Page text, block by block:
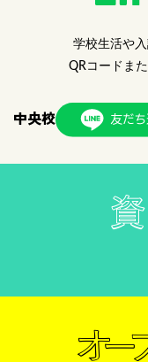
学校生活や
QRコードま
中央校